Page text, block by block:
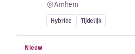
Arnhem
Hybride Tijdelijk
Nieuw